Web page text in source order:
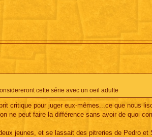
cette série avec un oeil adulte
critique pour juger eux-mêmes...ce que nous
ne peut faire la différence sans avoir de quoi
jeunes, et se lassait des pitreries de Pedro et